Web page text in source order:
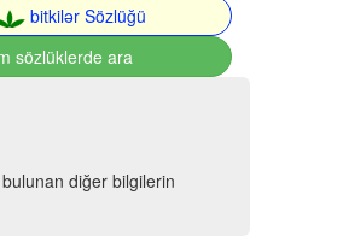
bitkilər Sözlüğü
sözlüklerde ara
diğer bilgilerin